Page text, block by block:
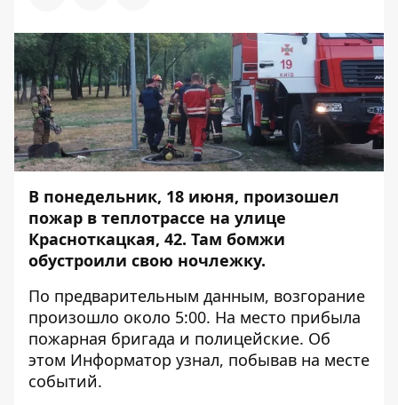
В понедельник, 18 июня, произошел
пожар в теплотрассе на улице
Красноткацкая, 42. Там бомжи
обустроили свою ночлежку.
По предварительным данным, возгорание
произошло около 5:00. На место прибыла
пожарная бригада и полицейские. Об
этом Информатор узнал, побывав на месте
событий.